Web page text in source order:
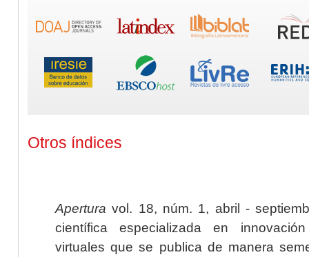
Otros índices
Apertura vol. 18, núm. 1, abril -
científica especializada en
virtuales que se publica de manera